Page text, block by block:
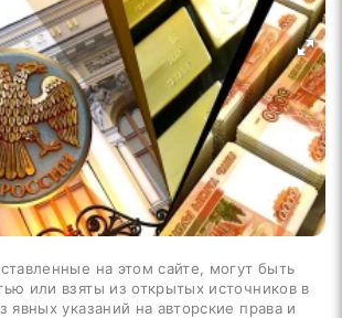
на этом сайте, могут быть
или взяты из открытых источников в
явных указаний на авторские права и